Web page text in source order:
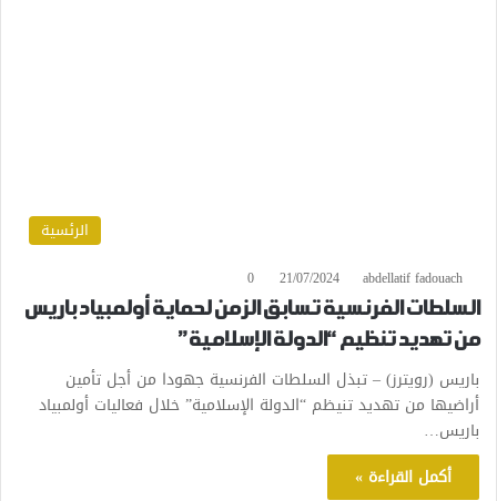
الرئسية
abdellatif fadouach
21/07/2024
0
السلطات الفرنسية تسابق الزمن لحماية أولمبياد باريس
من تهديد تنظيم “الدولة الإسلامية”
باريس (رويترز) – تبذل السلطات الفرنسية جهودا من أجل تأمين
أراضيها من تهديد تنيظم “الدولة الإسلامية” خلال فعاليات أولمبياد
باريس…
أكمل القراءة »